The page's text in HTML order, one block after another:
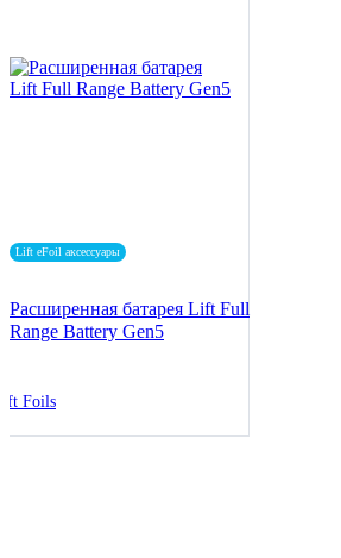
Lift eFoil аксессуары
Расширенная батарея Lift Full
Range Battery Gen5
Foils